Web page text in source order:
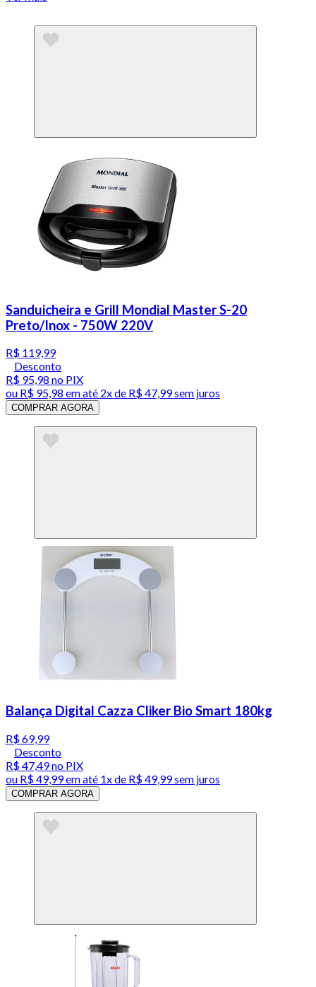
Sanduicheira e Grill Mondial Master S-20
Preto/Inox - 750W 220V
R$ 119,99
Desconto
R$ 95,98 no PIX
ou R$ 95,98 em até 2x de R$ 47,99 sem juros
COMPRAR AGORA
Balança Digital Cazza Cliker Bio Smart 180kg
R$ 69,99
Desconto
R$ 47,49no PIX
ou R$ 49,99em até 1x de R$ 49,99sem juros
COMPRAR AGORA